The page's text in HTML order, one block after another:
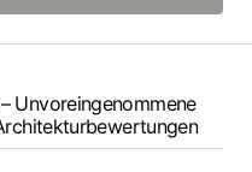
Unvoreingenommene